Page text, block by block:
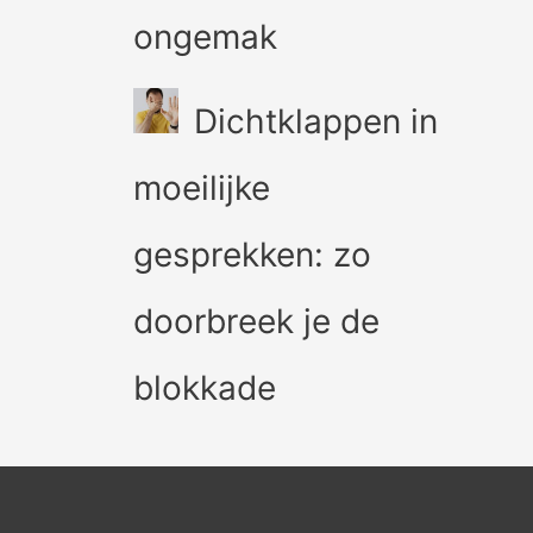
ongemak
Dichtklappen in
moeilijke
gesprekken: zo
doorbreek je de
blokkade